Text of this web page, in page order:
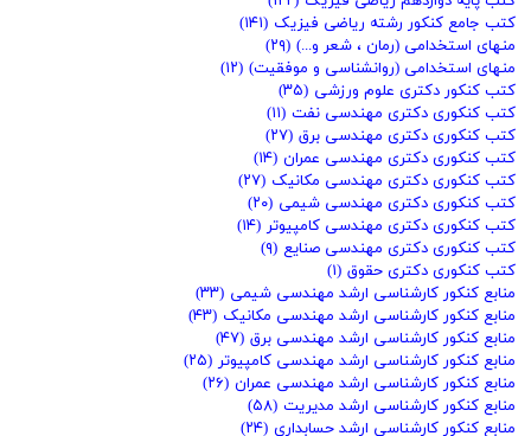
کتب جامع کنکور رشته ریاضی فیزیک (۱۴۱)
منهای استخدامی (رمان ، شعر و...) (۲۹)
منهای استخدامی (روانشناسی و موفقیت) (۱۲)
کتب کنکور دکتری علوم ورزشی (۳۵)
کتب کنکوری دکتری مهندسی نفت (۱۱)
کتب کنکوری دکتری مهندسی برق (۲۷)
کتب کنکوری دکتری مهندسی عمران (۱۴)
کتب کنکوری دکتری مهندسی مکانیک (۲۷)
کتب کنکوری دکتری مهندسی شیمی (۲۰)
کتب کنکوری دکتری مهندسی کامپیوتر (۱۴)
کتب کنکوری دکتری مهندسی صنایع (۹)
کتب کنکوری دکتری حقوق (۱)
منابع کنکور کارشناسی ارشد مهندسی شیمی (۳۳)
منابع کنکور کارشناسی ارشد مهندسی مکانیک (۴۳)
منابع کنکور کارشناسی ارشد مهندسی برق (۴۷)
منابع کنکور کارشناسی ارشد مهندسی کامپیوتر (۲۵)
منابع کنکور کارشناسی ارشد مهندسی عمران (۲۶)
منابع کنکور کارشناسی ارشد مدیریت (۵۸)
منابع کنکور کارشناسی ارشد حسابداری (۲۴)